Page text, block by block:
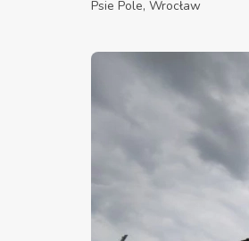
Psie Pole, Wrocław